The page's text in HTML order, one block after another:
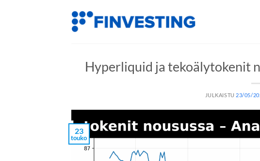
Hyperliquid ja tekoälytokenit
JULKAISTU 23/05/
23
touko